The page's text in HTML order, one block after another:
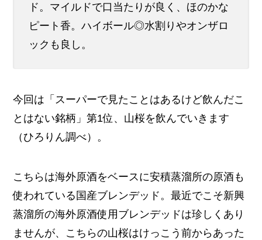
ド。マイルドで口当たりが良く、ほのかな
ピート香。ハイボール◎水割りやオンザロ
ックも良し。
今回は「スーパーで見たことはあるけど飲んだこ
とはない銘柄」第1位、山桜を飲んでいきます
（ひろりん調べ）。
こちらは海外原酒をベースに安積蒸溜所の原酒も
使われている国産ブレンデッド。最近でこそ新興
蒸溜所の海外原酒使用ブレンデッドは珍しくあり
ませんが、こちらの山桜はけっこう前からあった